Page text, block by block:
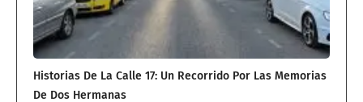
Historias De La Calle 17: Un Recorrido Por Las Memorias
De Dos Hermanas